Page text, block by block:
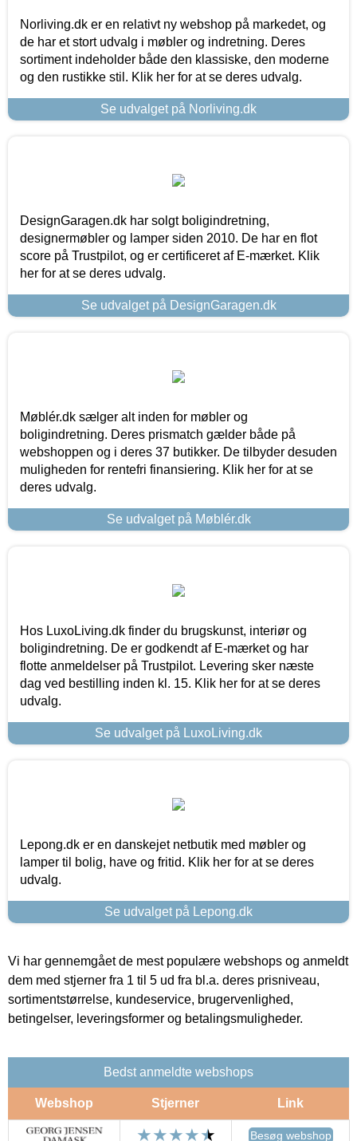
Norliving.dk er en relativt ny webshop på markedet, og
de har et stort udvalg i møbler og indretning. Deres
sortiment indeholder både den klassiske, den moderne
og den rustikke stil. Klik her for at se deres udvalg.
Se udvalget på Norliving.dk
DesignGaragen.dk har solgt boligindretning,
designermøbler og lamper siden 2010. De har en flot
score på Trustpilot, og er certificeret af E-mærket. Klik
her for at se deres udvalg.
Se udvalget på DesignGaragen.dk
Møblér.dk sælger alt inden for møbler og
boligindretning. Deres prismatch gælder både på
webshoppen og i deres 37 butikker. De tilbyder desuden
muligheden for rentefri finansiering. Klik her for at se
deres udvalg.
Se udvalget på Møblér.dk
Hos LuxoLiving.dk finder du brugskunst, interiør og
boligindretning. De er godkendt af E-mærket og har
flotte anmeldelser på Trustpilot. Levering sker næste
dag ved bestilling inden kl. 15. Klik her for at se deres
udvalg.
Se udvalget på LuxoLiving.dk
Lepong.dk er en danskejet netbutik med møbler og
lamper til bolig, have og fritid. Klik her for at se deres
udvalg.
Se udvalget på Lepong.dk
Vi har gennemgået de mest populære webshops og anmeldt
dem med stjerner fra 1 til 5 ud fra bl.a. deres prisniveau,
sortimentstørrelse, kundeservice, brugervenlighed,
betingelser, leveringsformer og betalingsmuligheder.
Bedst anmeldte webshops
Webshop Stjerner Link
Besøg webshop